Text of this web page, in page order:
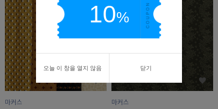
마커스
마커스
10%
오늘 이 창을 열지 않음 닫기